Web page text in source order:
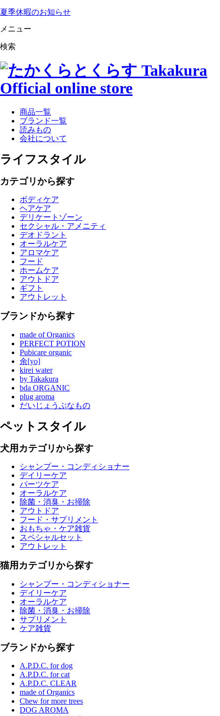
夏季休暇のお知らせ
メニュー
検索
商品一覧
ブランド一覧
読みもの
会社について
ライフスタイル
カテゴリから探す
ボディケア
ヘアケア
デリケートゾーン
セクシャル・アメニティ
デオドラント
オーラルケア
アロマケア
フード
ホームケア
アウトドア
ギフト
アウトレット
ブランドから探す
made of Organics
PERFECT POTION
Pubicare organic
余[yo]
kirei water
by Takakura
bda ORGANIC
plug aroma
だいじょうぶなもの
ペットスタイル
犬用カテゴリから探す
シャンプー・コンディショナー
デイリーケア
パーツケア
オーラルケア
除菌・消臭・お掃除
アウトドア
フード・サプリメント
おもちゃ・ケア雑貨
スペシャルセット
アウトレット
猫用カテゴリから探す
シャンプー・コンディショナー
デイリーケア
オーラルケア
除菌・消臭・お掃除
サプリメント
ケア雑貨
ブランドから探す
A.P.D.C. for dog
A.P.D.C. for cat
A.P.D.C. CLEAR
made of Organics
Chew for more trees
DOG AROMA